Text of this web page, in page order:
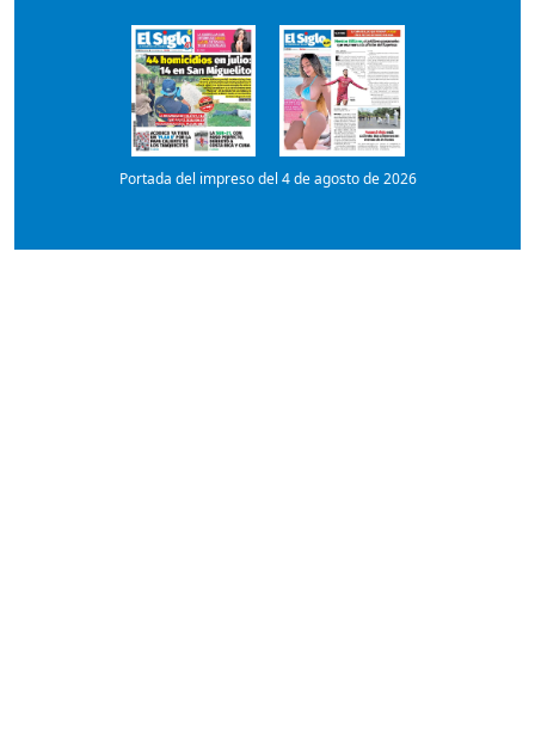
Portada del impreso del 4 de agosto de 2026